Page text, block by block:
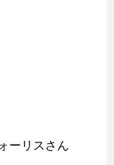
ーリスさん